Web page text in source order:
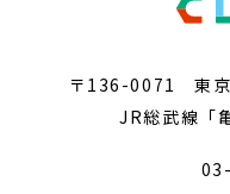
〒136-0071 東京
JR総武線「